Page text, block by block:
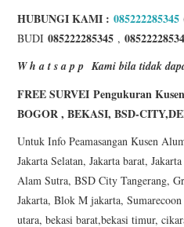
HUBUNGI KAMI : 085222285345
BUDI085222285345 ,
W h a t s a p p Kami bila tidak
FREE SURVEI Pengukuran
BOGOR , BEKASI, BSD-
Untuk Info Peamasangan Kusen
Jakarta Selatan, Jakarta barat,
Alam Sutra, BSD City Tangerang,
Jakarta, Blok M jakarta,
utara, bekasi barat,bekasi timur,